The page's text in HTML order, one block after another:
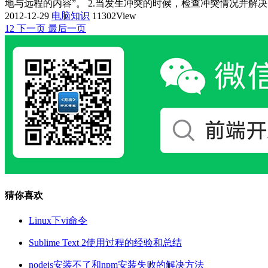
地与远程的内容”。 2.当发生冲突的时候，检查冲突情况并解
2012-12-29 电脑知识 11302View
1 2 下一页 最后一页
猜你喜欢
Linux下vi命令
Sublime Text 2使用过程的经验和总结
nodejs安装不了和npm安装失败的解决方法